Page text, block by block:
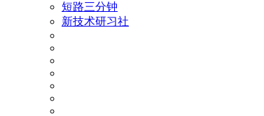
短路三分钟
新技术研习社